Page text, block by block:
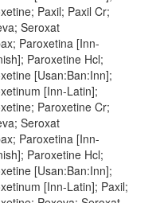
Paxil; Paxil Cr;
Seroxat
Paroxetina [Inn-
Paroxetine Hcl;
[Usan:Ban:Inn];
[Inn-Latin];
Paroxetine Cr;
Seroxat
Paroxetina [Inn-
Paroxetine Hcl;
[Usan:Ban:Inn];
[Inn-Latin]; Paxil;